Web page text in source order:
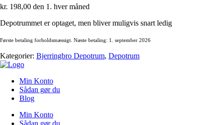
kr. 198,00 den 1. hver måned
Depotrummet er optaget, men bliver muligvis snart ledig
Første betaling forholdsmæssigt. Næste betaling: 1. september 2026
Kategorier: Bjerringbro Depotrum, Depotrum
Min Konto
Sådan gør du
Blog
Min Konto
Sådan gør du